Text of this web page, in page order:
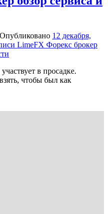
Опубликовано 12 декабря,
LimeFX Форекс брокер
в просадке.
чтобы был как